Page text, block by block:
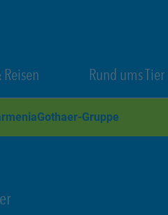
Tab
Reisen Link Opens in New Tab
Rund ums Tier
Gruppe